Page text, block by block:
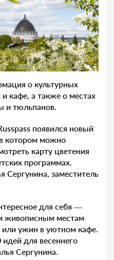
о культурных
кафе, а также о местах
и тюльпанов.
появился новый
котором можно
карту цветения
программах.
заместитель
для себя —
живописным местам
или ужин в уютном кафе.
для весеннего
Сергунина.